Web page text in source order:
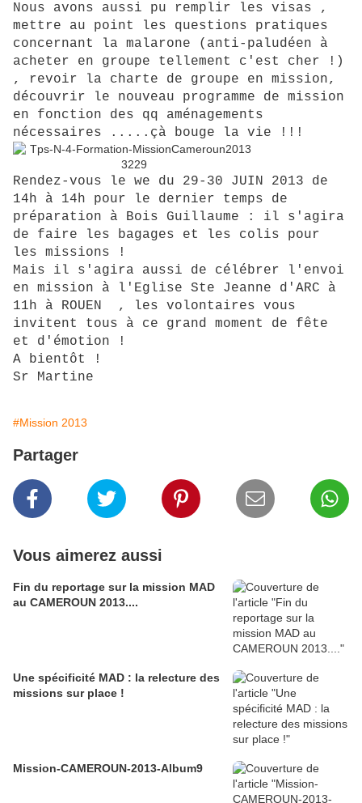
Nous avons aussi pu remplir les visas ,
mettre au point les questions pratiques
concernant la malarone (anti-paludéen à
acheter en groupe tellement c'est cher !)
, revoir la charte de groupe en mission,
découvrir le nouveau programme de mission
en fonction des qq aménagements
nécessaires ..... çà bouge la vie !!!
Rendez-vous le we du 29-30 JUIN 2013 de
14h à 14h pour le dernier temps de
préparation à Bois Guillaume : il s'agira
de faire les bagages et les colis pour
les missions !
Mais il s'agira aussi de célébrer l'envoi
en mission à l'Eglise Ste Jeanne d'ARC à
11h à ROUEN , les volontaires vous
invitent tous à ce grand moment de fête
et d'émotion !
A bientôt !
Sr Martine
#Mission 2013
Partager
Vous aimerez aussi
Fin du reportage sur la mission MAD
au CAMEROUN 2013....
Une spécificité MAD : la relecture des
missions sur place !
Mission-CAMEROUN-2013-Album9